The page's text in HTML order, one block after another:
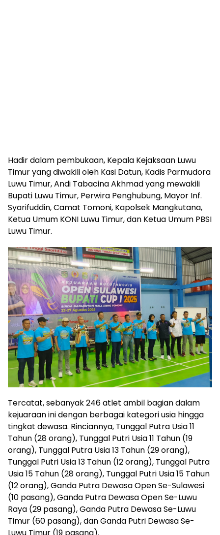
Hadir dalam pembukaan, Kepala Kejaksaan Luwu
Timur yang diwakili oleh Kasi Datun, Kadis Parmudora
Luwu Timur, Andi Tabacina Akhmad yang mewakili
Bupati Luwu Timur, Perwira Penghubung, Mayor Inf.
Syarifuddin, Camat Tomoni, Kapolsek Mangkutana,
Ketua Umum KONI Luwu Timur, dan Ketua Umum PBSI
Luwu Timur.
Tercatat, sebanyak 246 atlet ambil bagian dalam
kejuaraan ini dengan berbagai kategori usia hingga
tingkat dewasa. Rinciannya, Tunggal Putra Usia 11
Tahun (28 orang), Tunggal Putri Usia 11 Tahun (19
orang), Tunggal Putra Usia 13 Tahun (29 orang),
Tunggal Putri Usia 13 Tahun (12 orang), Tunggal Putra
Usia 15 Tahun (28 orang), Tunggal Putri Usia 15 Tahun
(12 orang), Ganda Putra Dewasa Open Se-Sulawesi
(10 pasang), Ganda Putra Dewasa Open Se-Luwu
Raya (29 pasang), Ganda Putra Dewasa Se-Luwu
Timur (60 pasang), dan Ganda Putri Dewasa Se-
Luwu Timur (19 pasang).